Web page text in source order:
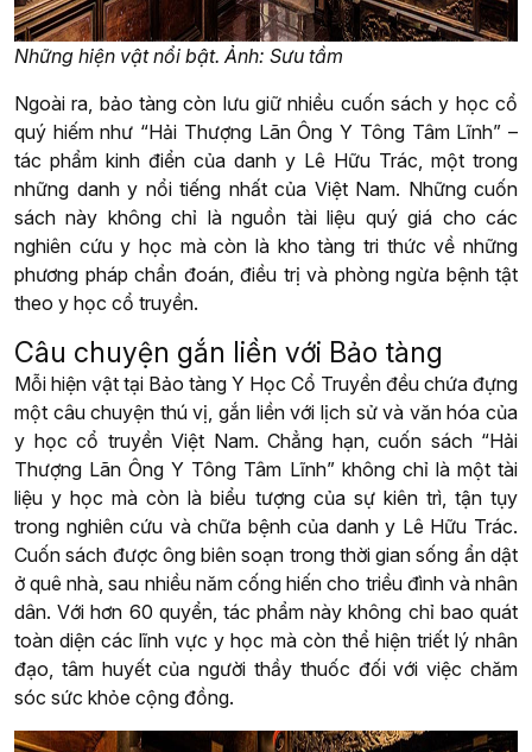
Những hiện vật nổi bật. Ảnh: Sưu tầm
Ngoài ra, bảo tàng còn lưu giữ nhiều cuốn sách y học cổ
quý hiếm như “Hải Thượng Lãn Ông Y Tông Tâm Lĩnh” –
tác phẩm kinh điển của danh y Lê Hữu Trác, một trong
những danh y nổi tiếng nhất của Việt Nam. Những cuốn
sách này không chỉ là nguồn tài liệu quý giá cho các
nghiên cứu y học mà còn là kho tàng tri thức về những
phương pháp chẩn đoán, điều trị và phòng ngừa bệnh tật
theo y học cổ truyền.
Câu chuyện gắn liền với Bảo tàng
Mỗi hiện vật tại Bảo tàng Y Học Cổ Truyền đều chứa đựng
một câu chuyện thú vị, gắn liền với lịch sử và văn hóa của
y học cổ truyền Việt Nam. Chẳng hạn, cuốn sách “Hải
Thượng Lãn Ông Y Tông Tâm Lĩnh” không chỉ là một tài
liệu y học mà còn là biểu tượng của sự kiên trì, tận tụy
trong nghiên cứu và chữa bệnh của danh y Lê Hữu Trác.
Cuốn sách được ông biên soạn trong thời gian sống ẩn dật
ở quê nhà, sau nhiều năm cống hiến cho triều đình và nhân
dân. Với hơn 60 quyển, tác phẩm này không chỉ bao quát
toàn diện các lĩnh vực y học mà còn thể hiện triết lý nhân
đạo, tâm huyết của người thầy thuốc đối với việc chăm
sóc sức khỏe cộng đồng.